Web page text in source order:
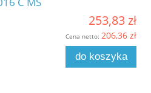
253,83 zł
Cena netto: 206,36 zł
do koszyka